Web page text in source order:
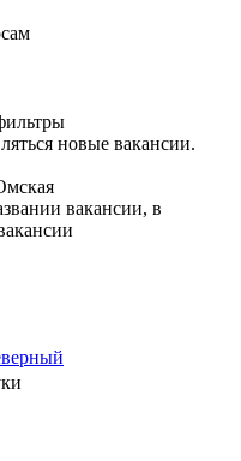
новые вакансии.
вакансии, в